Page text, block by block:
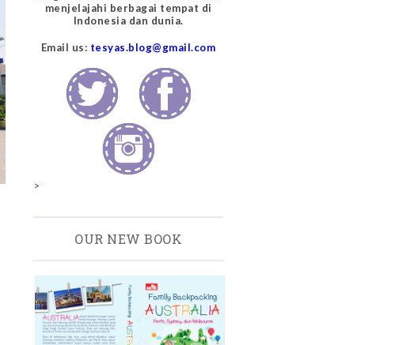
menjelajahi berbagai tempat di
Indonesia dan dunia.
Email us: tesyas.blog@gmail.com
>
OUR NEW BOOK